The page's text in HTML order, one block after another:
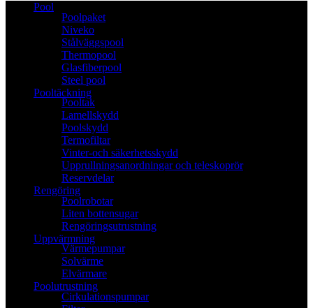
Pool
Poolpaket
Niveko
Stålväggspool
Thermopool
Glasfiberpool
Steel pool
Pooltäckning
Pooltak
Lamellskydd
Poolskydd
Termofiltar
Vinter-och säkerhetsskydd
Upprullningsanordningar och teleskoprör
Reservdelar
Rengöring
Poolrobotar
Liten bottensugar
Rengöringsutrustning
Uppvärmning
Värmepumpar
Solvärme
Elvärmare
Poolutrustning
Cirkulationspumpar